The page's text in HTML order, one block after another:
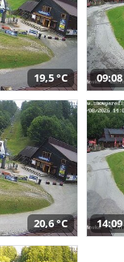
19,5 °C 09:08
20,6 °C 14:09